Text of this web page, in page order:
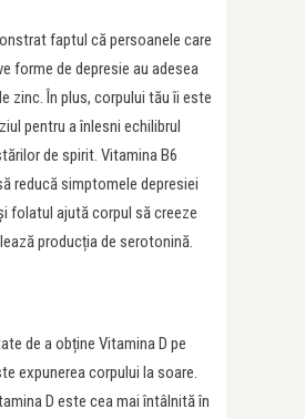
faptul că persoanele care
forme de depresie au adesea
zinc. În plus, corpului tău îi este
pentru a înlesni echilibrul
de spirit. Vitamina B6
reducă simptomele depresiei
folatul ajută corpul să creeze
producția de serotonină.
de a obține Vitamina D pe
expunerea corpului la soare.
D este cea mai întâlnită în